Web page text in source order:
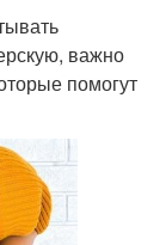
важно
помогут